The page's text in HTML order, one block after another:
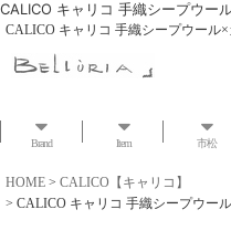
CALICO キャリコ 手織シープウー
CALICO キャリコ 手織シープウール
Brand Item 市松
HOME > CALICO【キャリコ】
> CALICO キャリコ 手織シープウー